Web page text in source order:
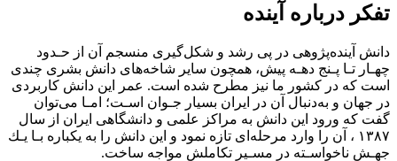
تفكر درباره آينده
داﻧﺶ آﻳﻨﺪهﭘﮋوﻫﻰ در ﭘﻰ رﺷﺪ و ﺷﻜﻞﮔﻴﺮى ﻣﻨﺴﺠﻢ آن از ﺣـﺪود
ﭼﻬـﺎر ﺗـﺎ ﭘـﻨﺞ دﻫـﻪ ﭘﻴﺶ، ﻫﻤﭽﻮن ﺳﺎﻳﺮ ﺷﺎﺧﻪﻫﺎى داﻧﺶ ﺑﺸﺮى ﭼﻨﺪى
اﺳﺖ ﻛﻪ در ﻛﺸﻮر ﻣﺎ ﻧﻴﺰ ﻣﻄﺮح ﺷﺪه اﺳﺖ. ﻋﻤﺮ اﻳﻦ داﻧﺶ ﻛﺎرﺑﺮدى
در ﺟﻬﺎن و ﺑﻪدﻧﺒﺎل آن در اﻳﺮان ﺑﺴﻴﺎر ﺟـﻮان اﺳـﺖ؛ اﻣـﺎ ﻣﻰﺗﻮان
ﮔﻔﺖ ﻛﻪ ورود اﻳﻦ داﻧﺶ ﺑﻪ ﻣﺮاﻛﺰ ﻋﻠﻤﻰ و داﻧﺸﮕﺎﻫﻰ اﻳﺮان از ﺳﺎل
١٣٨٧ ، آن را وارد ﻣﺮﺣﻠﻪاى ﺗﺎزه ﻧﻤﻮد و اﻳﻦ داﻧﺶ را ﺑﻪ ﻳﻜﺒﺎره ﺑـﺎ ﻳـﻚ
ﺟﻬـﺶ ﻧﺎﺧﻮاﺳـﺘﻪ در ﻣﺴـﻴﺮ ﺗﻜﺎﻣﻠﺶ ﻣﻮاﺟﻪ ﺳﺎﺧﺖ.